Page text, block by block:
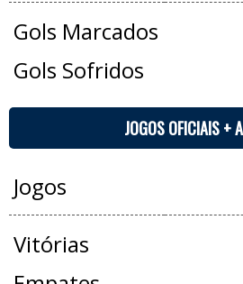
Gols Marcados
Gols Sofridos
JOGOS OFICIAIS +
Jogos
Vitórias